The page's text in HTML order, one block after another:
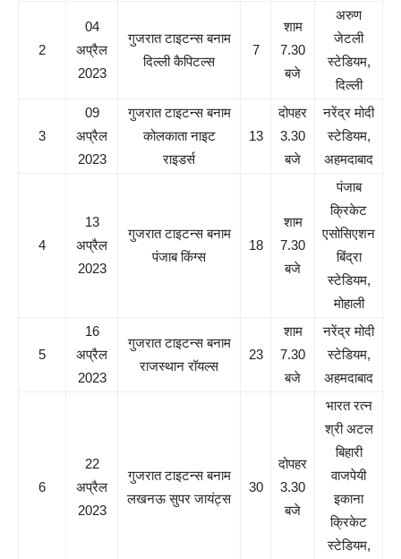
2
04
अप्रैल
2023
गुजरात टाइटन्स बनाम
दिल्ली कैपिटल्स
7
शाम
7.30
बजे
अरुण
जेटली
स्टेडियम,
दिल्ली
3
09
अप्रैल
2023
गुजरात टाइटन्स बनाम
कोलकाता नाइट
राइडर्स
13
दोपहर
3.30
बजे
नरेंद्र मोदी
स्टेडियम,
अहमदाबाद
4
13
अप्रैल
2023
गुजरात टाइटन्स बनाम
पंजाब किंग्स
18
शाम
7.30
बजे
पंजाब
क्रिकेट
एसोसिएशन
बिंद्रा
स्टेडियम,
मोहाली
5
16
अप्रैल
2023
गुजरात टाइटन्स बनाम
राजस्थान रॉयल्स
23
शाम
7.30
बजे
नरेंद्र मोदी
स्टेडियम,
अहमदाबाद
6
22
अप्रैल
2023
गुजरात टाइटन्स बनाम
लखनऊ सुपर जायंट्स
30
दोपहर
3.30
बजे
भारत रत्न
श्री अटल
बिहारी
वाजपेयी
इकाना
क्रिकेट
स्टेडियम,